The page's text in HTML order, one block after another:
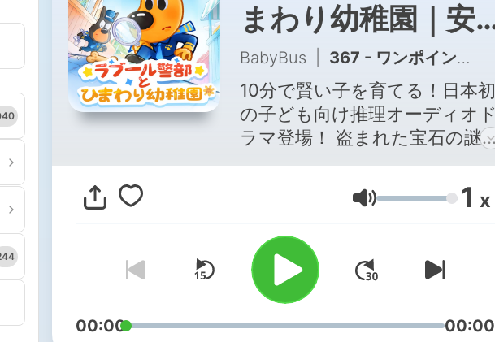
まわり幼稚園｜安
全知識｜探偵｜ミ
ステリー | 子供向け
BabyBus 367 - ワンポイントアドバイス：ふざけて警察に電話をかけたりしてはいけないよ！
10分で賢い子を育てる！日本初
の子ども向け推理オーディオド
ラマ登場！ 盗まれた宝石の謎や
消えた手紙、不思議な幽霊な
ど、フォレストタウンで次々と
起こる不可解な事件。一体何が
起きているんでしょう？ さ
あ、小さな探偵さんのあなた
も、ラブール警部とともに、事
件の手がかりを探しながら犯人
を突き止めましょう！ そし
Volume 1 x
00:00 00:00